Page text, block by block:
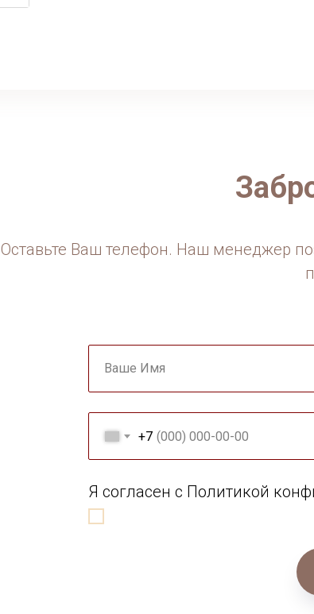
Оставьте Ваш телефон. Наш менеджер
Ваше Имя
+7
Я согласен с Политикой